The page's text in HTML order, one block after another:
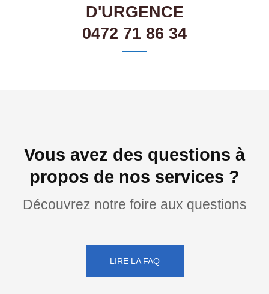
D'URGENCE
0472 71 86 34
Vous avez des questions à
propos de nos services ?
Découvrez notre foire aux questions
LIRE LA FAQ